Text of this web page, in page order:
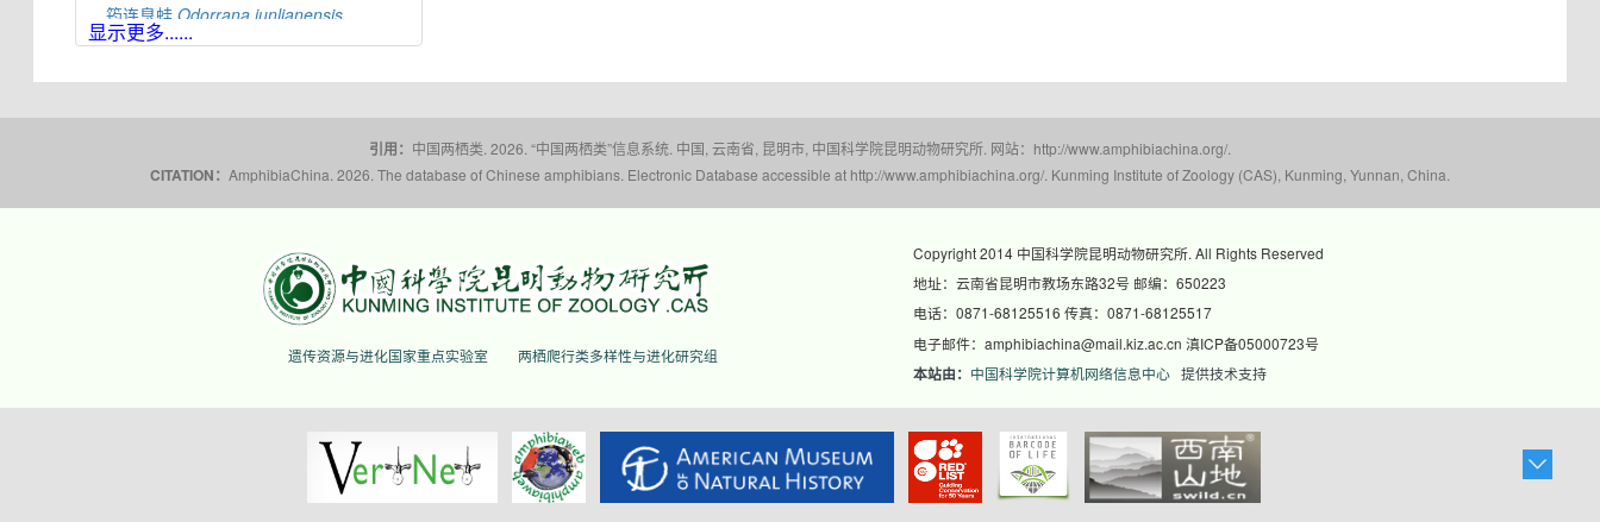
筠连臭蛙Odorrana junlianensis
光雾臭蛙Odorrana kuangwuensis
贵州臭蛙Odorrana kweichowensis
荔波臭蛙Odorrana liboensis
macrotympana
margaretae
nanjiangensis
nasica
schmackeri
sudianensis
显示更多......
引用： 中国两栖类. 2026. “中国两栖类”信息系统. 中国, 云南省, 昆明市, 中国科学院昆明动物研究所. 网站：http://www.amphibiachina.org/.
CITATION： AmphibiaChina. 2026. The database of Chinese amphibians. Electronic Database accessible at http://www.amphibiachina.org/. Kunming Institute of Zoology (CAS), Kunming, Yunnan, China.
遗传资源与进化国家重点实验室 两栖爬行类多样性与进化研究组
Copyright 2014 中国科学院昆明动物研究所. All Rights Reserved
地址：云南省昆明市教场东路32号 邮编：650223
电话：0871-68125516 传真：0871-68125517
电子邮件：amphibiachina@mail.kiz.ac.cn 滇ICP备05000723号
本站由： 中国科学院计算机网络信息中心提供技术支持